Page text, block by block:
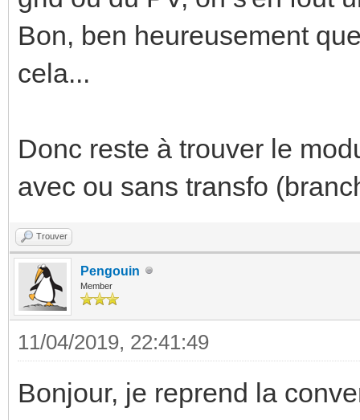
Bon, ben heureusement
cela...
Donc reste à trouver le
avec ou sans transfo
Trouver
Pengouin
Member
11/04/2019, 22:41:49
Bonjour, je reprend la